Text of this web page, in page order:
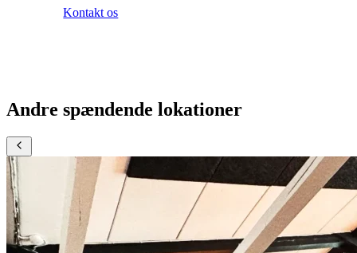
Kontakt os
Andre spændende lokationer